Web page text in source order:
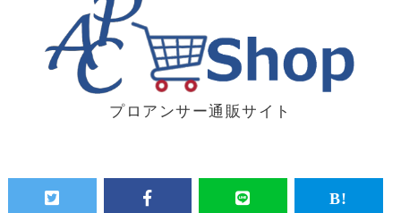
プロアンサー通販サイト